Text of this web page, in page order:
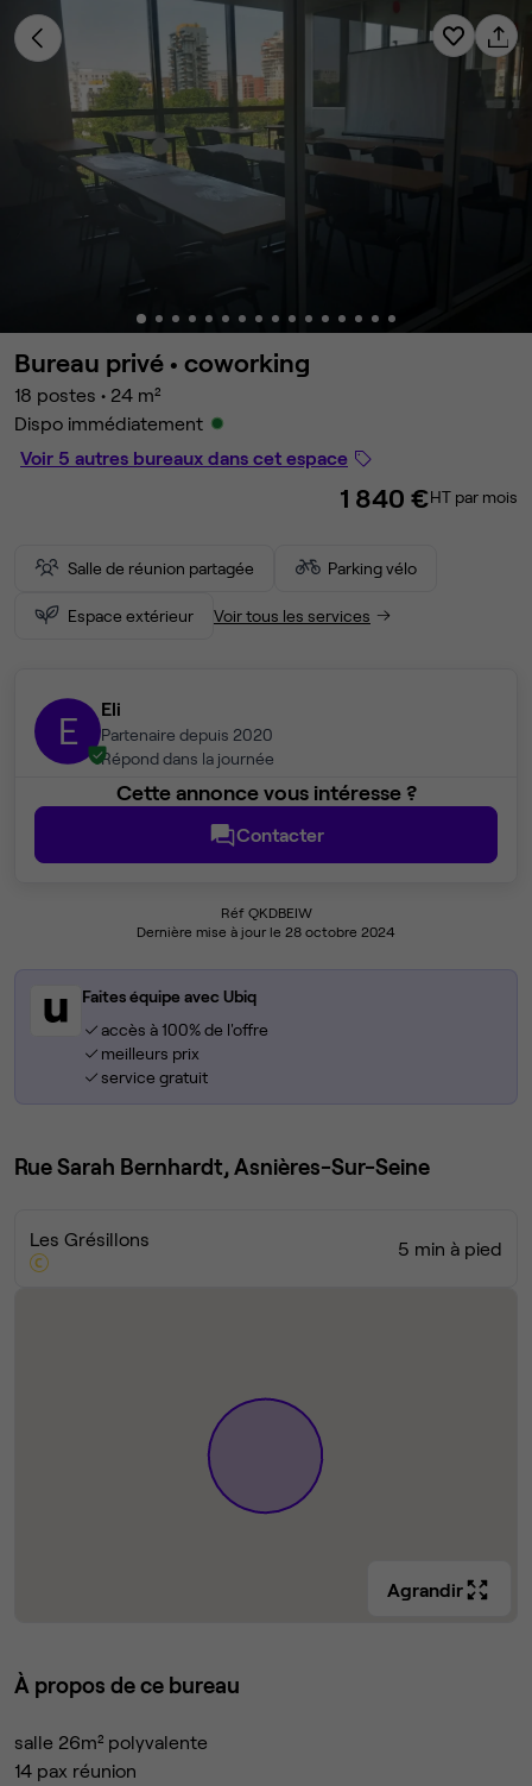
Bureau privé • coworking
18 postes • 24 m²
Dispo immédiatement
Voir 5 autres bureaux dans cet espace
1 840 €HT par mois
Salle de réunion partagée Parking vélo
Espace extérieur Voir tous les services
E Eli
Partenaire depuis 2020
Répond dans la journée
Cette annonce vous intéresse ?
Contacter
Réf QKDBEIW
Dernière mise à jour le 28 octobre 2024
Faites équipe avec Ubiq
accès à 100% de l'offre
meilleurs prix
service gratuit
Rue Sarah Bernhardt, Asnières-Sur-Seine
Les Grésillons 5 min à pied
Agrandir
À propos de ce bureau
salle 26m² polyvalente
14 pax réunion